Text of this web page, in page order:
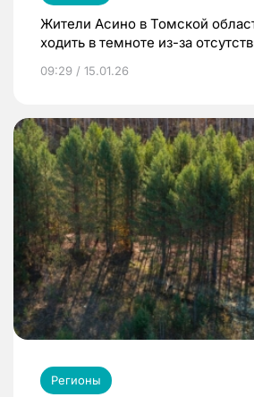
Жители Асино в Томской
ходить в темноте из-за
09:29 / 15.01.26
Регионы